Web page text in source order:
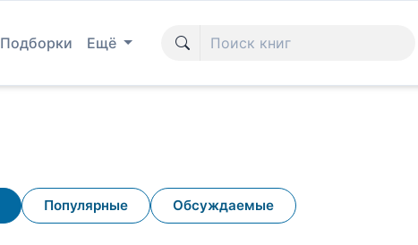
Подборки Ещё
Популярные Обсуждаемые